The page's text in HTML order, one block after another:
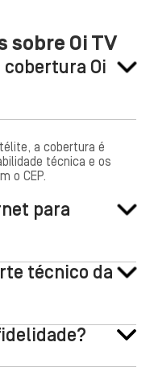
sobre Oi TV
Oi
a cobertura é
técnica e os
o CEP.
para
técnico da